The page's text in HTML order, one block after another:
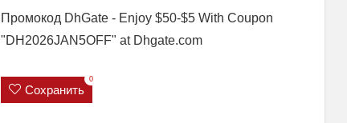
Промокод DhGate - Enjoy $50-$5 With Coupon
"DH2026JAN5OFF" at Dhgate.com
Сохранить
0